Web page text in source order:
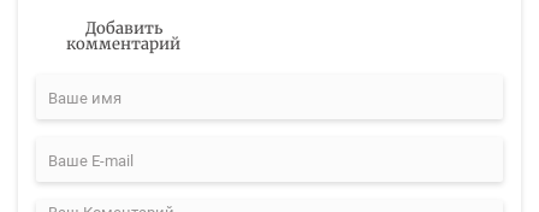
Добавить
комментарий